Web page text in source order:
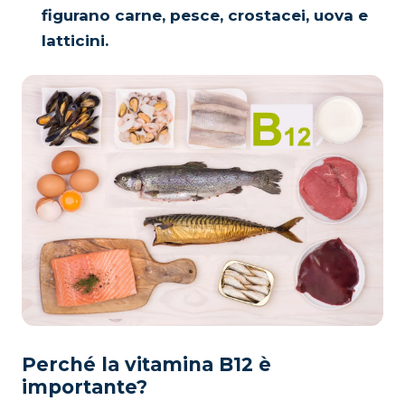
figurano carne, pesce, crostacei, uova e
latticini.
Perché la vitamina B12 è
importante?